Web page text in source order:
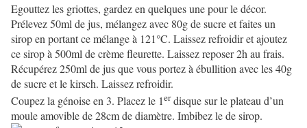
Egouttez les griottes, gardez en quelques une pour le décor.
Prélevez 50ml de jus, mélangez avec 80g de sucre et faites un
sirop en portant ce mélange à 121°C. Laissez refroidir et ajoutez
ce sirop à 500ml de crème fleurette. Laissez reposer 2h au frais.
Récupérez 250ml de jus que vous portez à ébullition avec les 40g
de sucre et le kirsch. Laissez refroidir.
Coupez la génoise en 3. Placez le 1erdisque sur le plateau d’un
moule amovible de 28cm de diamètre. Imbibez le de sirop.